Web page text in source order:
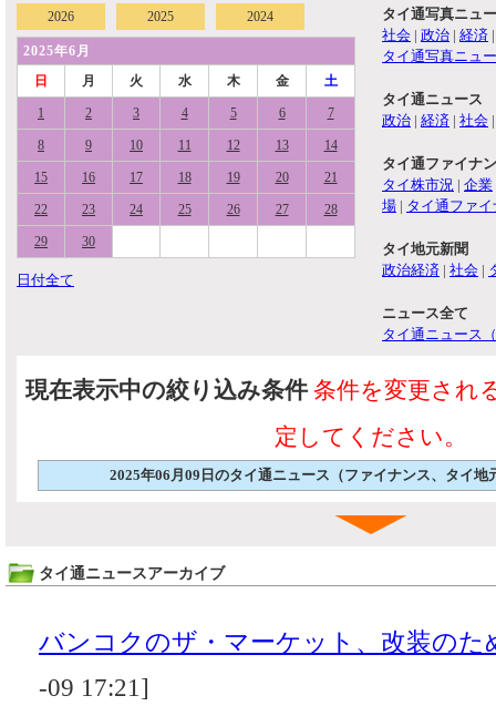
2026 2025 2024
2025年6月
日
月 火 水 木 金 土
1 2 3 4 5 6 7
8 9 10 11 12 13 14
15 16 17 18 19 20 21
22 23 24 25 26 27 28
29 30
日付全て
タイ通写真ニュ
社会 | 政治 | 経済
タイ通写真ニュ
タイ通ニュース
政治 | 経済 | 社会
タイ通ファイナ
タイ株市況 | 企業
場 | タイ通ファ
タイ地元新聞
政治経済 | 社会 |
ニュース全て
タイ通ニュース
現在表示中の絞り込み条件 条件を変更され
定してください。
2025年06月09日のタイ通ニュース（ファイナンス、タイ地
タイ通ニュースアーカイブ
バンコクのザ・マーケット、改装のた
-09 17:21]